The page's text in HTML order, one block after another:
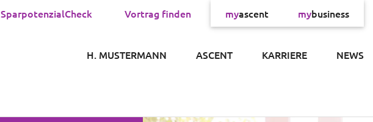
SparpotenzialCheck Vortrag finden myascent mybusiness
H. MUSTERMANN ASCENT KARRIERE NEWS
×